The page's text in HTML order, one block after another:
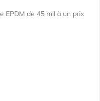
EPDM de 45 mil à un prix